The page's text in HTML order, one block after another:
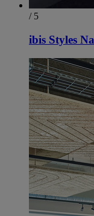
/ 5
ibis Styles